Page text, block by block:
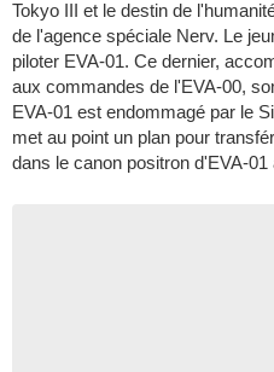
Tokyo III et le destin de
de l'agence spéciale Nerv. Le
piloter EVA-01. Ce dernier,
aux commandes de l'EVA-00,
EVA-01 est endommagé par le
met au point un plan pour
dans le canon positron d'EVA-